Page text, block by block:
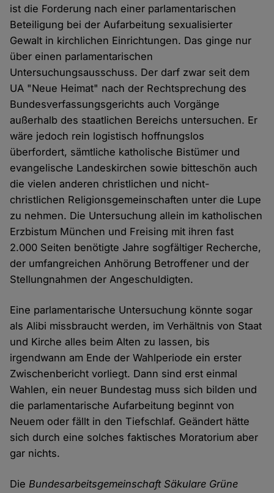
ist die Forderung nach einer parlamentarischen
Beteiligung bei der Aufarbeitung sexualisierter
Gewalt in kirchlichen Einrichtungen. Das ginge nur
über einen parlamentarischen
Untersuchungsausschuss. Der darf zwar seit dem
UA "Neue Heimat" nach der Rechtsprechung des
Bundesverfassungsgerichts auch Vorgänge
außerhalb des staatlichen Bereichs untersuchen. Er
wäre jedoch rein logistisch hoffnungslos
überfordert, sämtliche katholische Bistümer und
evangelische Landeskirchen sowie bitteschön auch
die vielen anderen christlichen und nicht-
christlichen Religionsgemeinschaften unter die Lupe
zu nehmen. Die Untersuchung allein im katholischen
Erzbistum München und Freising mit ihren fast
2.000 Seiten benötigte Jahre sogfältiger Recherche,
der umfangreichen Anhörung Betroffener und der
Stellungnahmen der Angeschuldigten.
Eine parlamentarische Untersuchung könnte sogar
als Alibi missbraucht werden, im Verhältnis von Staat
und Kirche alles beim Alten zu lassen, bis
irgendwann am Ende der Wahlperiode ein erster
Zwischenbericht vorliegt. Dann sind erst einmal
Wahlen, ein neuer Bundestag muss sich bilden und
die parlamentarische Aufarbeitung beginnt von
Neuem oder fällt in den Tiefschlaf. Geändert hätte
sich durch eine solches faktisches Moratorium aber
gar nichts.
DieBundesarbeitsgemeinschaft Säkulare Grüne